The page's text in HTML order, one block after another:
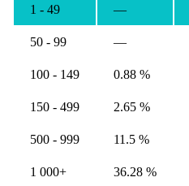
1 - 49
—
50 - 99 —
100 - 149 0.88 %
150 - 499 2.65 %
500 - 999 11.5 %
1 000+ 36.28 %